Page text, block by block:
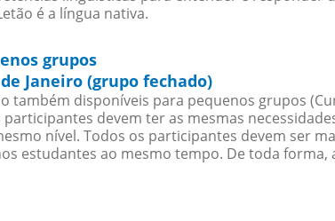
é a língua nativa.
grupos
Janeiro (grupo fechado)
também disponíveis para pequenos grupos
devem ter as mesmas
nível. Todos os participantes devem ser
estudantes ao mesmo tempo. De toda